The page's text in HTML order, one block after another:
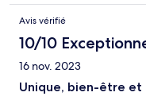
Avis vérifié
10/10
16 nov. 2023
Unique, bien-être et